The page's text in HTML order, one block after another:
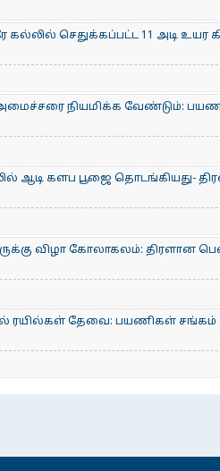
செதுக்கப்பட்ட 11 அடி உயர
நியமிக்க வேண்டும்:
ஆடி களப பூஜை தொடங்கியது-
விழா கோலாகலம்: திரளான
ரயில்கள் தேவை: பயணிகள் சங்கம்